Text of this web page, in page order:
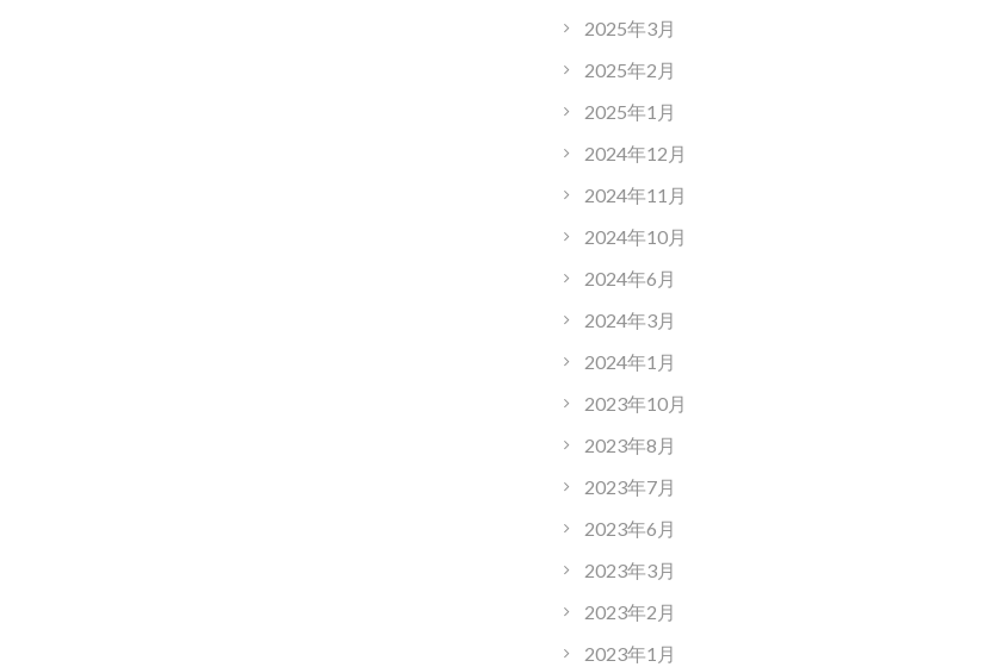
2025年3月
2025年2月
2025年1月
2024年12月
2024年11月
2024年10月
2024年6月
2024年3月
2024年1月
2023年10月
2023年8月
2023年7月
2023年6月
2023年3月
2023年2月
2023年1月